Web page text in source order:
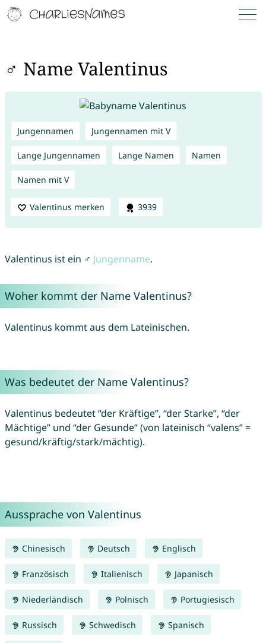
♂ Name Valentinus
Jungennamen Jungennamen mit V
Lange Jungennamen Lange Namen Namen
Namen mit V
Valentinus merken 3939
Valentinus ist ein ♂ Jungenname.
Woher kommt der Name Valentinus?
Valentinus kommt aus dem Lateinischen.
Was bedeutet der Name Valentinus?
Valentinus bedeutet “der Kräftige”, “der Starke”, “der
Mächtige” und “der Gesunde” (von lateinisch “valens” =
gesund/kräftig/stark/mächtig).
Aussprache von Valentinus
Chinesisch Deutsch Englisch
Französisch Italienisch Japanisch
Niederländisch Polnisch Portugiesisch
Russisch Schwedisch Spanisch